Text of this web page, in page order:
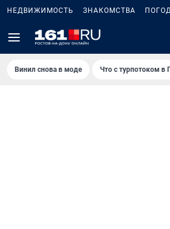
НЕДВИЖИМОСТЬ ЗНАКОМСТВА
Винил снова в моде Что с турпотоком в